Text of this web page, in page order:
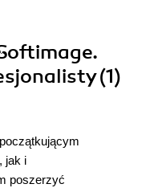
(1)
jak i
poszerzyć